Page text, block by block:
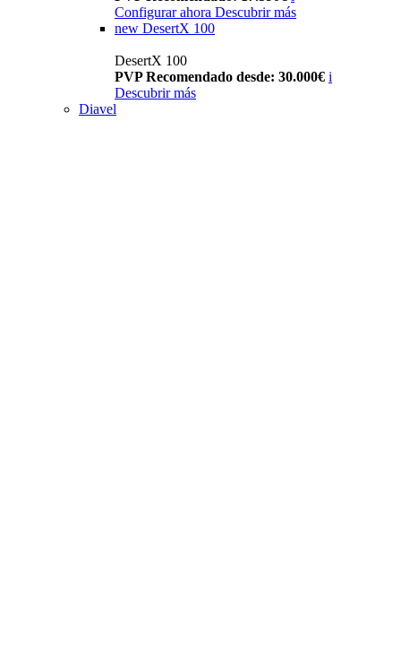
Configurar ahora Descubrir más
new DesertX 100
DesertX 100
PVP Recomendado desde: 30.000€ i
Descubrir más
Diavel